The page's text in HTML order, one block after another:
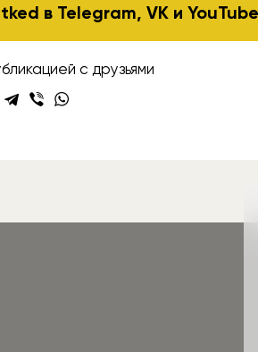
в Telegram,VK иYouTube
с друзьями